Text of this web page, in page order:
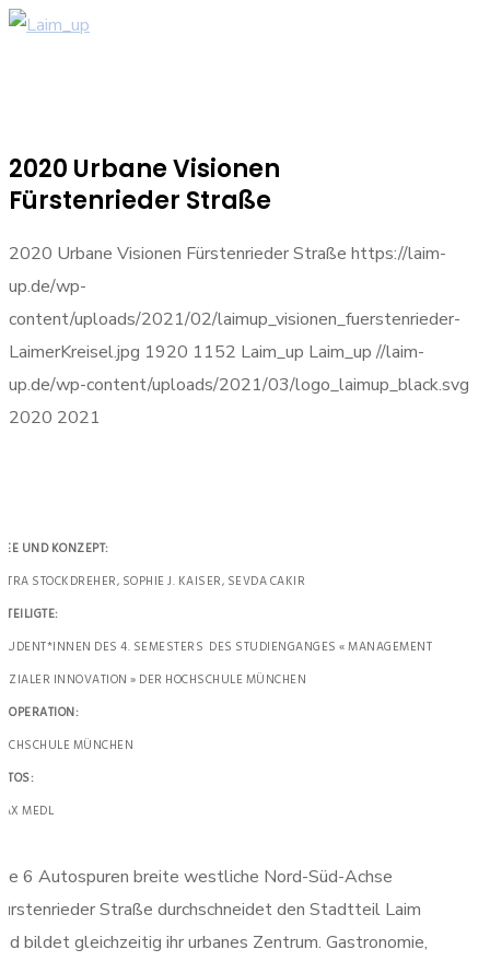
2020 Urbane Visionen
Fürstenrieder Straße
2020 Urbane Visionen Fürstenrieder Straße https://laim-
up.de/wp-
content/uploads/2021/02/laimup_visionen_fuerstenrieder-
LaimerKreisel.jpg 1920 1152 Laim_up Laim_up //laim-
up.de/wp-content/uploads/2021/03/logo_laimup_black.svg
2020 2021
UND KONZEPT:
STOCKDREHER, SOPHIE J. KAISER, SEVDA CAKIR
DES 4. SEMESTERS DES STUDIENGANGES « MANAGEMENT
INNOVATION » DER HOCHSCHULE MÜNCHEN
MÜNCHEN
MEDL
6 Autospuren breite westliche Nord-Süd-Achse
Straße durchschneidet den Stadtteil Laim
bildet gleichzeitig ihr urbanes Zentrum. Gastronomie,